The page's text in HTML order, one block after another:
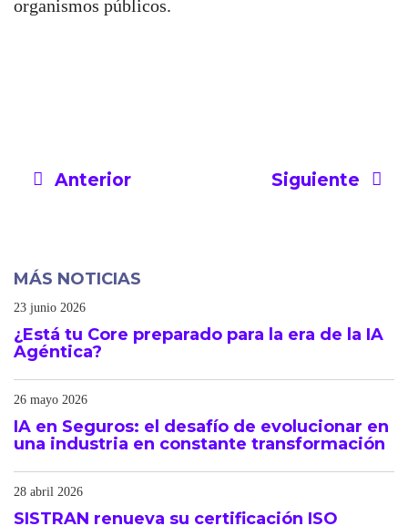
organismos públicos.
Anterior Siguiente
MÁS NOTICIAS
23 junio 2026
¿Está tu Core preparado para la era de la IA
Agéntica?
26 mayo 2026
IA en Seguros: el desafío de evolucionar en
una industria en constante transformación
28 abril 2026
SISTRAN renueva su certificación ISO